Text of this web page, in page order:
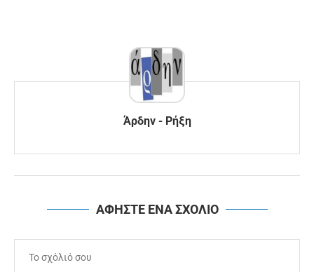
Άρδην - Ρήξη
ΑΦΗΣΤΕ ΕΝΑ ΣΧΟΛΙΟ